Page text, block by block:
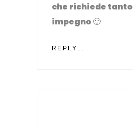
che richiede tanto
impegno 🙂
REPLY...